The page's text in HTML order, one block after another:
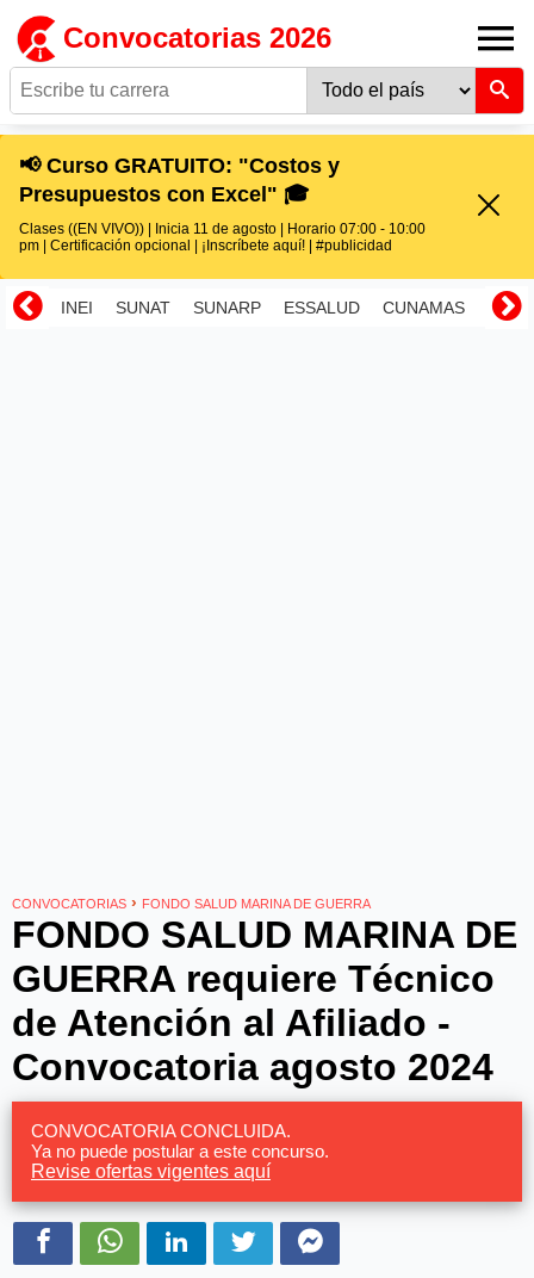
Convocatorias 2026
📢 Curso GRATUITO: "Costos y
Presupuestos con Excel" 🎓
Clases ((EN VIVO)) | Inicia 11 de agosto | Horario 07:00 - 10:00
pm | Certificación opcional | ¡Inscríbete aquí! | #publicidad
INEI SUNAT SUNARP ESSALUD CUNAMAS
CONVOCATORIAS › FONDO SALUD MARINA DE GUERRA
FONDO SALUD MARINA DE
GUERRA requiere Técnico
de Atención al Afiliado -
Convocatoria agosto 2024
CONVOCATORIA CONCLUIDA.
Ya no puede postular a este concurso.
Revise ofertas vigentes aquí